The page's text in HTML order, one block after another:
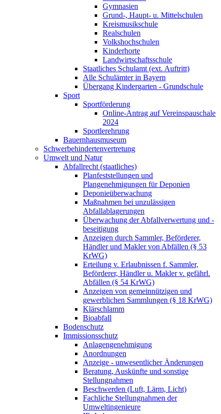
Gymnasien
Grund-, Haupt- u. Mittelschulen
Kreismusikschule
Realschulen
Volkshochschulen
Kinderhorte
Landwirtschaftsschule
Staatliches Schulamt (ext. Auftritt)
Alle Schulämter in Bayern
Übergang Kindergarten - Grundschule
Sport
Sportförderung
Online-Antrag auf Vereinspauschale
2024
Sportlerehrung
Bauernhausmuseum
Schwerbehindertenvertretung
Umwelt und Natur
Abfallrecht (staatliches)
Planfeststellungen und
Plangenehmigungen für Deponien
Deponieüberwachung
Maßnahmen bei unzulässigen
Abfallablagerungen
Überwachung der Abfallverwertung und -
beseitigung
Anzeigen durch Sammler, Beförderer,
Händler und Makler von Abfällen (§ 53
KrWG)
Erteilung v. Erlaubnissen f. Sammler,
Beförderer, Händler u. Makler v. gefährl.
Abfällen (§ 54 KrWG)
Anzeigen von gemeinnützigen und
gewerblichen Sammlungen (§ 18 KrWG)
Klärschlamm
Bioabfall
Bodenschutz
Immissionsschutz
Anlagengenehmigung
Anordnungen
Anzeige - unwesentlicher Änderungen
Beratung, Auskünfte und sonstige
Stellungnahmen
Beschwerden (Luft, Lärm, Licht)
Fachliche Stellungnahmen der
Umweltingenieure